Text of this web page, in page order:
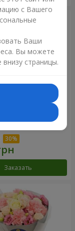
Smile"
Заказать
с Вашего
Ваши
Вы можете
страницы.